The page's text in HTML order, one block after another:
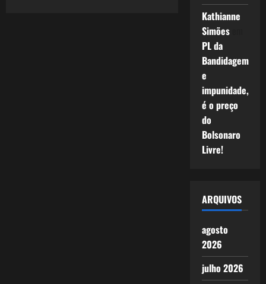
Kathianne
Simõesem
PL da
Bandidagem
e
impunidade,
é o preço
do
Bolsonaro
Livre!
ARQUIVOS
agosto
2026
julho 2026